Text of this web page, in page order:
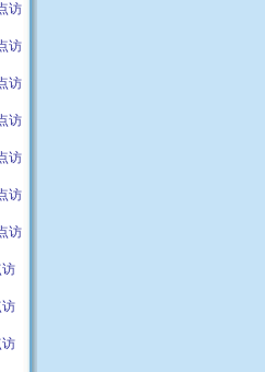
访
访
访
访
访
访
访
访
访
访